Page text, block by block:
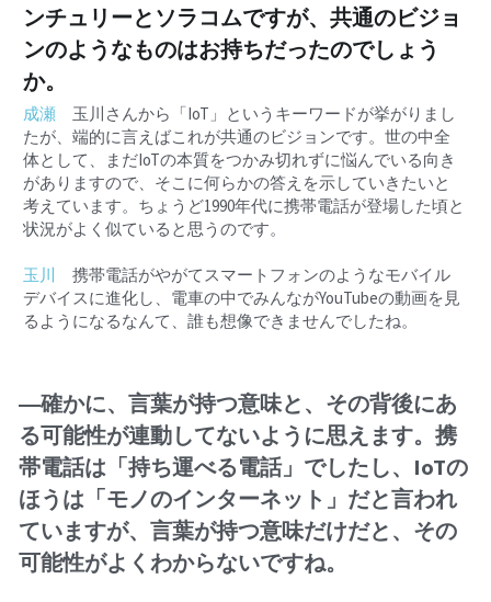
ンチュリーとソラコムですが、共通のビジョ
ンのようなものはお持ちだったのでしょう
か。
成瀬 玉川さんから「IoT」というキーワードが挙がりまし
たが、端的に言えばこれが共通のビジョンです。世の中全
体として、まだIoTの本質をつかみ切れずに悩んでいる向き
がありますので、そこに何らかの答えを示していきたいと
考えています。ちょうど1990年代に携帯電話が登場した頃と
状況がよく似ていると思うのです。
玉川
携帯電話がやがてスマートフォンのようなモバイル
デバイスに進化し、電車の中でみんながYouTubeの動画を見
るようになるなんて、誰も想像できませんでしたね。
―確かに、言葉が持つ意味と、その背後にあ
る可能性が連動してないように思えます。携
帯電話は「持ち運べる電話」でしたし、IoTの
ほうは「モノのインターネット」だと言われ
ていますが、言葉が持つ意味だけだと、その
可能性がよくわからないですね。